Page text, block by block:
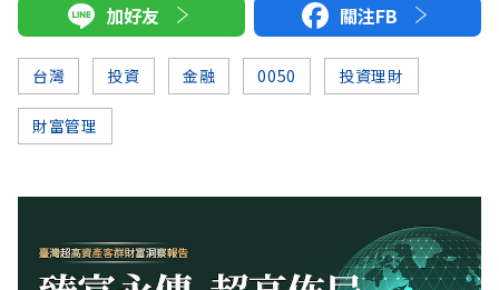
加好友 關注FB
台灣 投資 金融 0050 投資理財
財富管理